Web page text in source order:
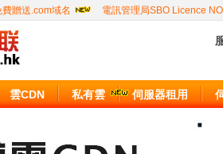
贈送.com域名 電訊管理局SBO Licence
雲CDN 私有雲 伺服器租用